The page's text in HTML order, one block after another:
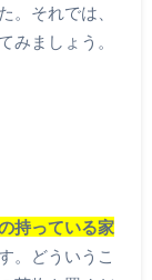
。それでは、
みましょう。
持っている家
。どういうこ